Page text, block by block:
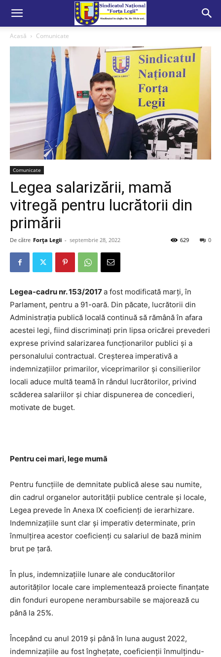
Acasă Comunicate
Comunicate
Legea salarizării, mamă
vitregă pentru lucrătorii din
primării
De către Forța Legii - septembrie 28, 2022 0
629
Legea-cadru nr. 153/2017a fost modificată marți, în
Parlament, pentru a 91-oară. Din păcate, lucrătorii din
Administrația publică locală continuă să rămână în afara
acestei legi, fiind discriminați prin lipsa oricărei prevederi
exprese privind salarizarea funcționarilor publici și a
personalului contractual. Creșterea imperativă a
indemnizațiilor primarilor, viceprimarilor și consilierilor
locali aduce multă teamă în rândul lucrătorilor, privind
scăderea salariilor și chiar dispunerea de concedieri,
motivate de buget.
Pentru cei mari, lege mumă
Pentru funcţiile de demnitate publică alese sau numite,
din cadrul organelor autorităţii publice centrale și locale,
Legea prevede în Anexa IX coeficienți de ierarhizare.
Indemnizațiile sunt clar și imperativ determinate, prin
înmulţirea acestor coeficienţi cu salariul de bază minim
brut pe ţară.
În plus, indemnizaţiile lunare ale conducătorilor
autorităților locale care implementează proiecte finanţate
din fonduri europene nerambursabile se majorează cu
până la 25%.
Începând cu anul 2019 și până în luna august 2022,
indemnizațiile au fost înghețate, coeficienţii înmulțindu-